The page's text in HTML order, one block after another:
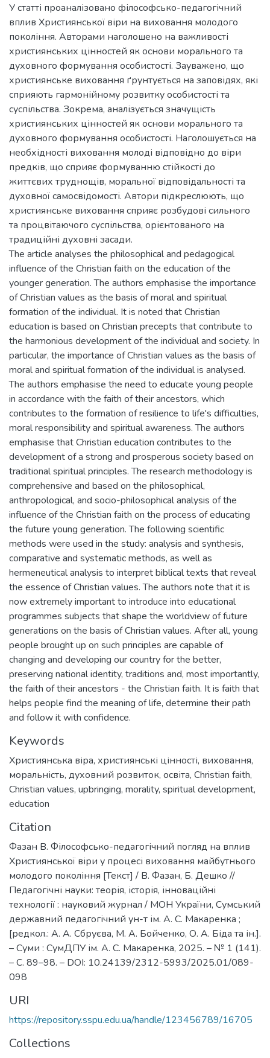
У статті проаналізовано філософсько-педагогічний
вплив Християнської віри на виховання молодого
покоління. Авторами наголошено на важливості
християнських цінностей як основи морального та
духовного формування особистості. Зауважено, що
християнське виховання ґрунтується на заповідях, які
сприяють гармонійному розвитку особистості та
суспільства. Зокрема, аналізується значущість
християнських цінностей як основи морального та
духовного формування особистості. Наголошується на
необхідності виховання молоді відповідно до віри
предків, що сприяє формуванню стійкості до
життєвих труднощів, моральної відповідальності та
духовної самосвідомості. Автори підкреслюють, що
християнське виховання сприяє розбудові сильного
та процвітаючого суспільства, орієнтованого на
традиційні духовні засади.
The article analyses the philosophical and pedagogical
influence of the Christian faith on the education of the
younger generation. The authors emphasise the importance
of Christian values as the basis of moral and spiritual
formation of the individual. It is noted that Christian
education is based on Christian precepts that contribute to
the harmonious development of the individual and society. In
particular, the importance of Christian values as the basis of
moral and spiritual formation of the individual is analysed.
The authors emphasise the need to educate young people
in accordance with the faith of their ancestors, which
contributes to the formation of resilience to life's difficulties,
moral responsibility and spiritual awareness. The authors
emphasise that Christian education contributes to the
development of a strong and prosperous society based on
traditional spiritual principles. The research methodology is
comprehensive and based on the philosophical,
anthropological, and socio-philosophical analysis of the
influence of the Christian faith on the process of educating
the future young generation. The following scientific
methods were used in the study: analysis and synthesis,
comparative and systematic methods, as well as
hermeneutical analysis to interpret biblical texts that reveal
the essence of Christian values. The authors note that it is
now extremely important to introduce into educational
programmes subjects that shape the worldview of future
generations on the basis of Christian values. After all, young
people brought up on such principles are capable of
changing and developing our country for the better,
preserving national identity, traditions and, most importantly,
the faith of their ancestors - the Christian faith. It is faith that
helps people find the meaning of life, determine their path
and follow it with confidence.
Keywords
Християнська віра, християнські цінності, виховання,
моральність, духовний розвиток, освіта, Christian faith,
Christian values, upbringing, morality, spiritual development,
education
Citation
Фазан В. Філософсько-педагогічний погляд на вплив
Християнської віри у процесі виховання майбутнього
молодого покоління [Текст] / В. Фазан, Б. Дешко //
Педагогічні науки: теорія, історія, інноваційні
технології : науковий журнал / МОН України, Сумський
державний педагогічний ун-т ім. А. С. Макаренка ;
[редкол.: А. А. Сбруєва, М. А. Бойченко, О. А. Біда та ін.].
– Суми : СумДПУ ім. А. С. Макаренка, 2025. – № 1 (141).
– С. 89–98. – DOI: 10.24139/2312-5993/2025.01/089-
098
URI
https://repository.sspu.edu.ua/handle/123456789/16705
Collections